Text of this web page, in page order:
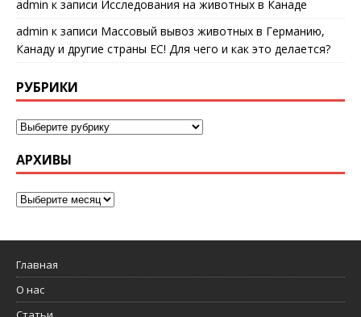
admin к записи Исследования на животных в Канаде
admin к записи Массовый вывоз животных в Германию,
Канаду и другие страны ЕС! Для чего и как это делается?
РУБРИКИ
АРХИВЫ
Главная
О нас